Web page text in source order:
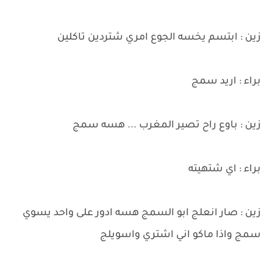
زين : ابتسم يخسه الجوع امري شتردين تاكلين
براء : اريد سمج
زين : باوع راح تصير المغرب ... هسه سمج
براء : اي شتهيته
زين : صار انعلج ابو السمج هسه ادور على واحد يسوي
سمج واذا ماكو اني اشتري واسويلج